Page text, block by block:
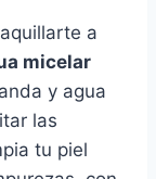
a
micelar
y agua
las
tu piel